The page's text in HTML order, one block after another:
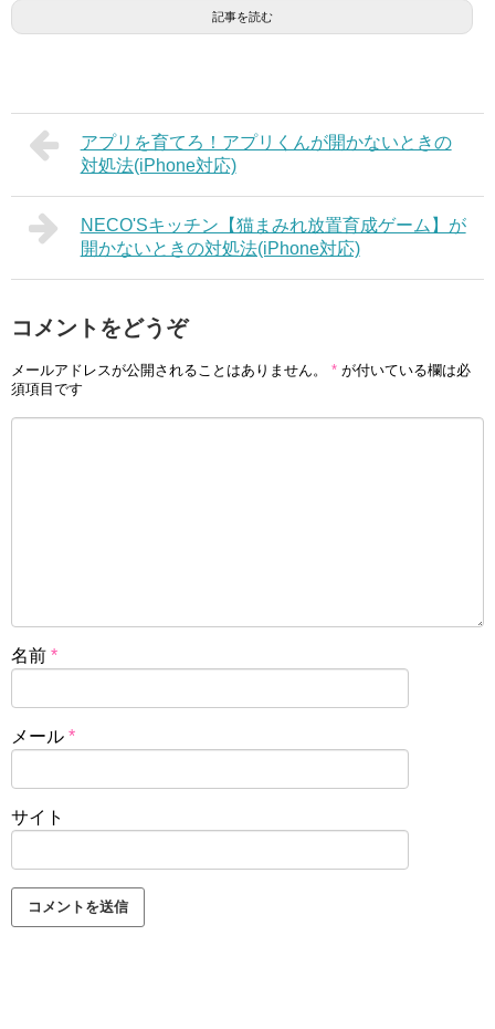
記事を読む
アプリを育てろ！アプリくんが開かないときの
対処法(iPhone対応)
NECO'Sキッチン【猫まみれ放置育成ゲーム】が
開かないときの対処法(iPhone対応)
コメントをどうぞ
メールアドレスが公開されることはありません。 * が付いている欄は必
須項目です
名前 *
メール *
サイト